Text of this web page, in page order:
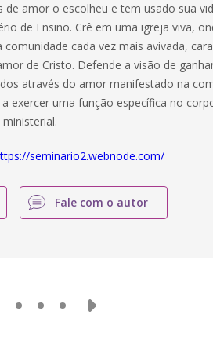
de amor o escolheu e tem usado sua
de Ensino. Crê em uma igreja viva,
cada vez mais avivada,
de Cristo. Defende a visão de
através do amor manifestado na
exercer uma função específica no
seminario2.webnode.com/
Fale com o autor